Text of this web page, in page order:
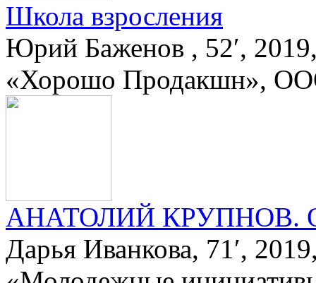
Школа взросления
Юрий Баженов , 52′,
«Хорошо Продакшн»,
АНАТОЛИЙ КРУПНОВ.
Дарья Иванкова, 71′,